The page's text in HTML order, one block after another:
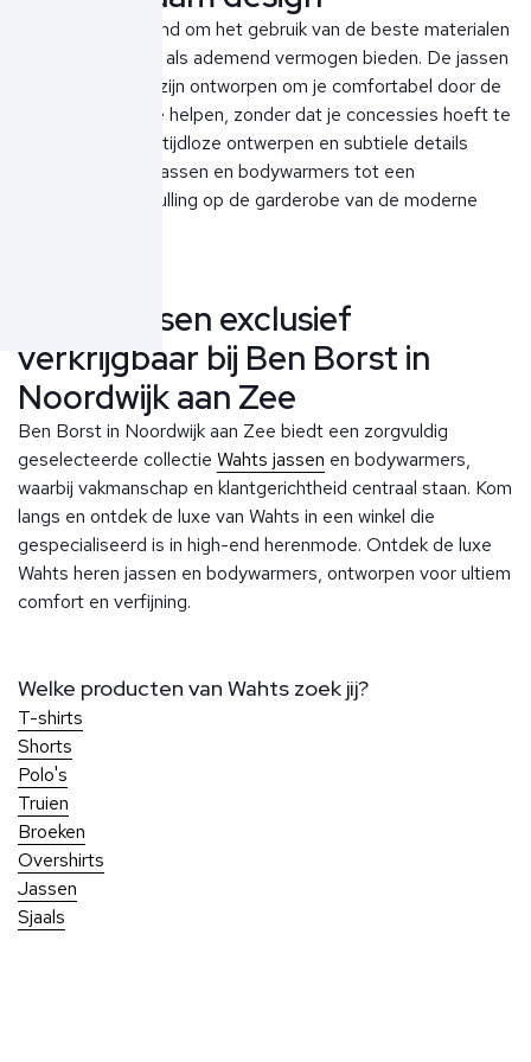
Wahts staat bekend om het gebruik van de beste materialen
die zowel warmte als ademend vermogen bieden. De jassen
en bodywarmers zijn ontworpen om je comfortabel door de
wintermaanden te helpen, zonder dat je concessies hoeft te
doen aan stijl. De tijdloze ontwerpen en subtiele details
maken de Wahts jassen en bodywarmers tot een
waardevolle aanvulling op de garderobe van de moderne
Wahts jassen exclusief
verkrijgbaar bij Ben Borst in
Noordwijk aan Zee
Ben Borst in Noordwijk aan Zee biedt een zorgvuldig
geselecteerde collectie Wahts jassen en bodywarmers,
waarbij vakmanschap en klantgerichtheid centraal staan. Kom
langs en ontdek de luxe van Wahts in een winkel die
gespecialiseerd is in high-end herenmode. Ontdek de luxe
Wahts heren jassen en bodywarmers, ontworpen voor ultiem
comfort en verfijning.
Welke producten van Wahts zoek jij?
T-shirts
Shorts
Polo's
Truien
Broeken
Overshirts
Jassen
Sjaals